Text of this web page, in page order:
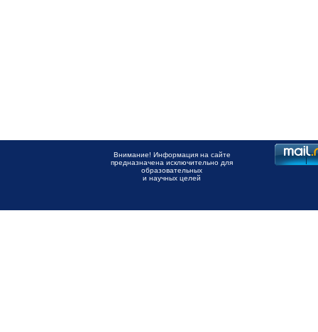
Внимание! Информация на сайте
предназначена исключительно для
образовательных
и научных целей